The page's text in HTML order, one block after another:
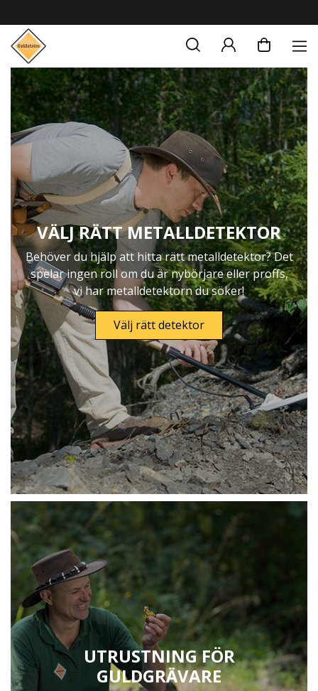
VÄLJ RÄTT METALLDETEKTOR
Behöver du hjälp att hitta rätt metalldetektor? Det
spelar ingen roll om du är nybörjare eller proffs,
vi har metalldetektorn du söker!
Välj rätt detektor
UTRUSTNING FÖR
GULDGRÄVARE